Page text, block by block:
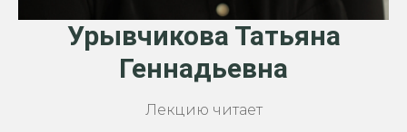
Урывчикова Татьяна
Геннадьевна
Лекцию читает